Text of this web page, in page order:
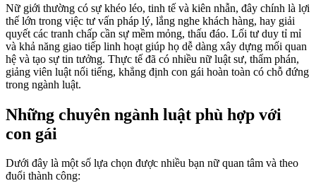
Nữ giới thường có sự khéo léo, tinh tế và kiên nhẫn, đây chính là lợi
thế lớn trong việc tư vấn pháp lý, lắng nghe khách hàng, hay giải
quyết các tranh chấp cần sự mềm mỏng, thấu đáo. Lối tư duy tỉ mỉ
và khả năng giao tiếp linh hoạt giúp họ dễ dàng xây dựng mối quan
hệ và tạo sự tin tưởng. Thực tế đã có nhiều nữ luật sư, thẩm phán,
giảng viên luật nổi tiếng, khẳng định con gái hoàn toàn có chỗ đứng
trong ngành luật.
Những chuyên ngành luật phù hợp với
con gái
Dưới đây là một số lựa chọn được nhiều bạn nữ quan tâm và theo
đuổi thành công: